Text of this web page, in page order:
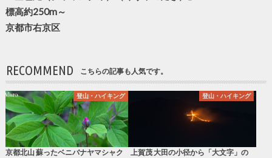
標高約250m～
京都市右京区
RECOMMEND こちらの記事も人気です。
登山・ハイキング
京都北山 蘇ったベニバナヤマシャク
登山・ハイキング
上賀茂 大田の小径から「大文字」の